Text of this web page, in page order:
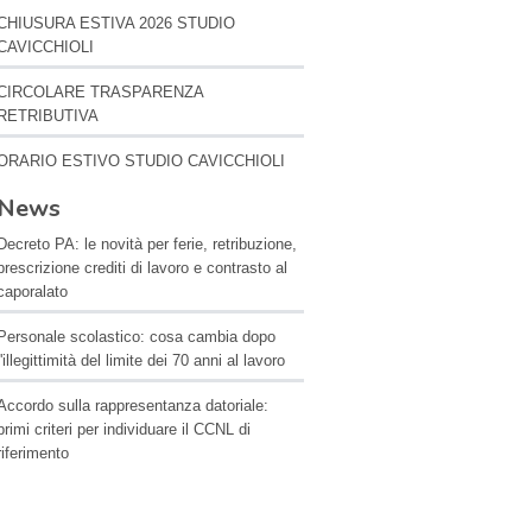
ESTIVA 2026 STUDIO
TRASPARENZA
ESTIVO STUDIO CAVICCHIOLI
PA: le novità per ferie, retribuzione,
crediti di lavoro e contrasto al
scolastico: cosa cambia dopo
del limite dei 70 anni al lavoro
sulla rappresentanza datoriale:
criteri per individuare il CCNL di